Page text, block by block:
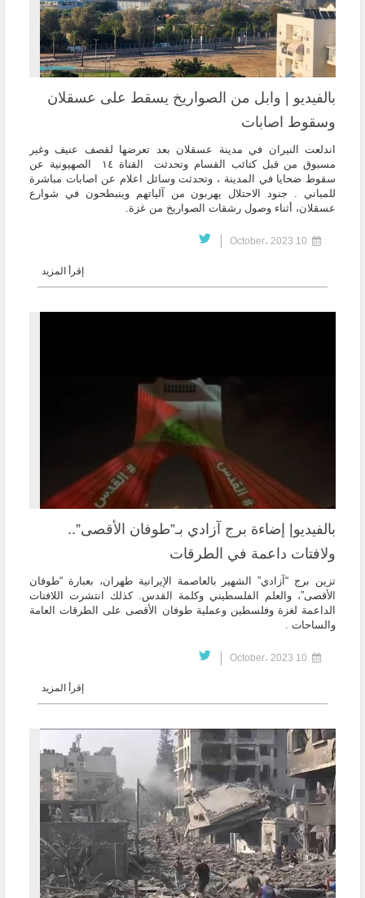
بالفيديو | وابل من الصواريخ يسقط على عسقلان
وسقوط اصابات
اندلعت النيران في مدينة عسقلان بعد تعرضها لقصف عنيف وغير
مسبوق من قبل كتائب القسام وتحدثت القناة ١٤ الصهيونية عن
سقوط ضحايا في المدينة ، وتحدثت وسائل اعلام عن اصابات مباشرة
للمباني . جنود الاحتلال يهربون من آلياتهم وينبطحون في شوارع
عسقلان، أثناء وصول رشقات الصواريخ من غزة.
إقرأ المزيد
بالفيديو| إضاءة برج آزادي بـ”طوفان الأقصى”..
ولافتات داعمة في الطرقات
تزين برج “آزادي” الشهير بالعاصمة الإيرانية طهران، بعبارة “طوفان
الأقصى”، والعلم الفلسطيني وكلمة القدس. كذلك انتشرت اللافتات
الداعمة لغزة وفلسطين وعملية طوفان الأقصى على الطرقات العامة
والساحات .
إقرأ المزيد